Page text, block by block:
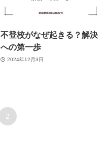
不登校がなぜ起きる？解決
への第一歩
2024年12月3日
2